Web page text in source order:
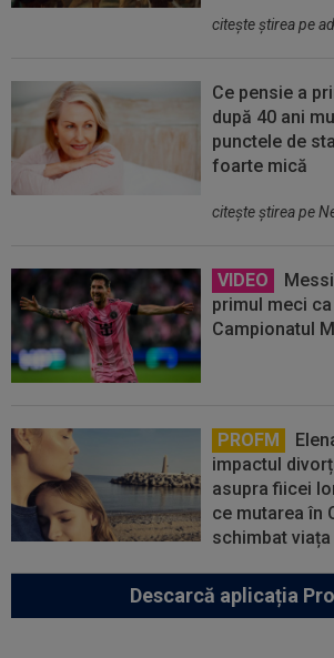
citeşte ştirea pe
Ce pensie a
după 40 ani
punctele de
foarte mică
citeşte ştirea pe
VIDEO
primul meci
Campionatul
PROFM
impactul
asupra fiicei
ce mutarea în
schimbat viața
Descarcă aplicația